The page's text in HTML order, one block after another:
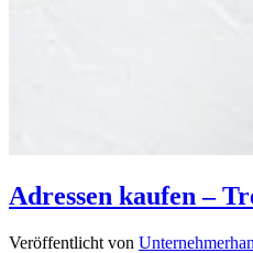
Adressen kaufen –
Veröffentlicht von